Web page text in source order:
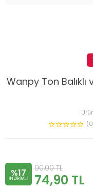
Wanpy Ton
%17
INDIRIMLI
90,00TL
74,90 TL